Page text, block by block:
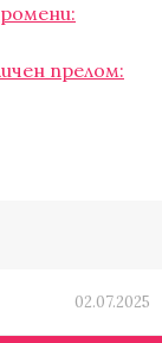
прелом:
02.07.2025